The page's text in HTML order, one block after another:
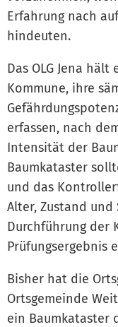
Erfahrung nach
hindeuten.
Das OLG Jena
Kommune, ihre
erfassen, nach
Intensität der
Baumkataster
und das
Alter, Zustand
Durchführung der
Prüfungsergebnis
Bisher hat die
Ortsgemeinde
ein Baumkataster